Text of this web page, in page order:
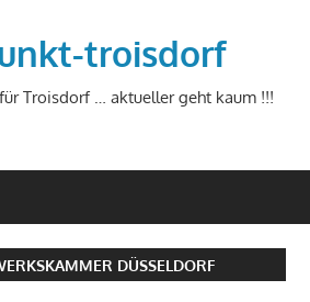
troisdorf
Troisdorf … aktueller geht kaum !!!
DÜSSELDORF